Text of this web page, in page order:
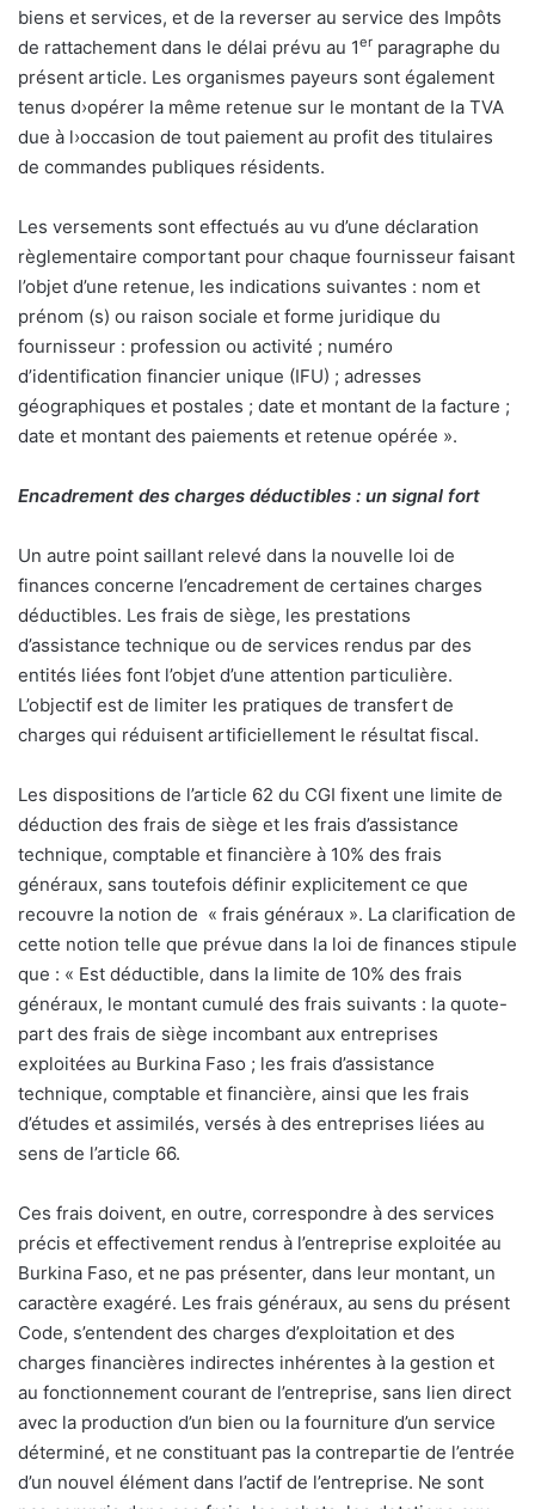
biens et services, et de la reverser au service des Impôts
de rattachement dans le délai prévu au 1er paragraphe du
présent article. Les organismes payeurs sont également
tenus d›opérer la même retenue sur le montant de la TVA
due à l›occasion de tout paiement au profit des titulaires
de commandes publiques résidents.
Les versements sont effectués au vu d’une déclaration
règlementaire comportant pour chaque fournisseur faisant
l’objet d’une retenue, les indications suivantes : nom et
prénom (s) ou raison sociale et forme juridique du
fournisseur : profession ou activité ; numéro
d’identification financier unique (IFU) ; adresses
géographiques et postales ; date et montant de la facture ;
date et montant des paiements et retenue opérée ».
Encadrement des charges déductibles : un signal fort
Un autre point saillant relevé dans la nouvelle loi de
finances concerne l’encadrement de certaines charges
déductibles. Les frais de siège, les prestations
d’assistance technique ou de services rendus par des
entités liées font l’objet d’une attention particulière.
L’objectif est de limiter les pratiques de transfert de
charges qui réduisent artificiellement le résultat fiscal.
Les dispositions de l’article 62 du CGI fixent une limite de
déduction des frais de siège et les frais d’assistance
technique, comptable et financière à 10% des frais
généraux, sans toutefois définir explicitement ce que
recouvre la notion de « frais généraux ». La clarification de
cette notion telle que prévue dans la loi de finances stipule
que : « Est déductible, dans la limite de 10% des frais
généraux, le montant cumulé des frais suivants : la quote-
part des frais de siège incombant aux entreprises
exploitées au Burkina Faso ; les frais d’assistance
technique, comptable et financière, ainsi que les frais
d’études et assimilés, versés à des entreprises liées au
sens de l’article 66.
Ces frais doivent, en outre, correspondre à des services
précis et effectivement rendus à l’entreprise exploitée au
Burkina Faso, et ne pas présenter, dans leur montant, un
caractère exagéré. Les frais généraux, au sens du présent
Code, s’entendent des charges d’exploitation et des
charges financières indirectes inhérentes à la gestion et
au fonctionnement courant de l’entreprise, sans lien direct
avec la production d’un bien ou la fourniture d’un service
déterminé, et ne constituant pas la contrepartie de l’entrée
d’un nouvel élément dans l’actif de l’entreprise. Ne sont